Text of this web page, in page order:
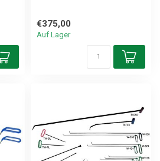
€375,00
Auf Lager